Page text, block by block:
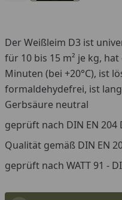
Der Weißleim D3 ist
für 10 bis 15 m² je kg,
Minuten (bei +20°C), ist
formaldehydefrei, ist
Gerbsäure neutral
geprüft nach DIN EN
Qualität gemäß DIN EN
geprüft nach WATT 91 -